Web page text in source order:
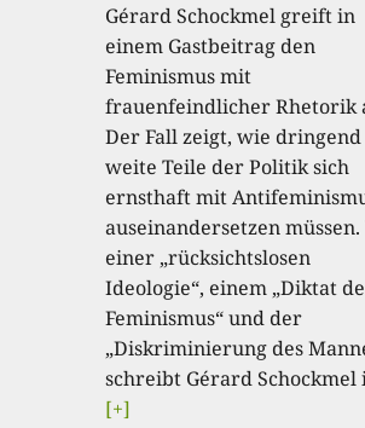
Gérard Schockmel greift in
einem Gastbeitrag den
Feminismus mit
frauenfeindlicher Rhetorik
Der Fall zeigt, wie dringend
weite Teile der Politik sich
ernsthaft mit
auseinandersetzen müssen.
einer „rücksichtslosen
Ideologie“, einem „Diktat
Feminismus“ und der
„Diskriminierung des
schreibt Gérard Schockmel
[+]